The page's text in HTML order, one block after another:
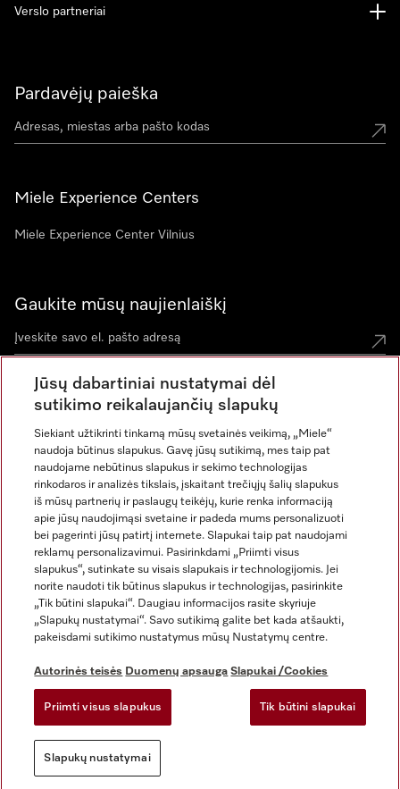
Pardavėjų paieška
Miele Experience Centers
Miele Experience Center Vilnius
Gaukite mūsų naujienlaiškį
Verslo partneriai
Rekvizitai
Bendrosios sąlygos ir nuostatos
Duomenų apsauga
Naudojimo sąlygos
Miele prieinamumo pareiškimas
Skaitmeninių paslaugų aktas
Slapukų nustatymai
Jūsų dabartiniai nustatymai dėl
sutikimo reikalaujančių slapukų
Siekiant užtikrinti tinkamą mūsų svetainės veikimą, „Miele“
naudoja būtinus slapukus. Gavę jūsų sutikimą, mes taip pat
naudojame nebūtinus slapukus ir sekimo technologijas
rinkodaros ir analizės tikslais, įskaitant trečiųjų šalių slapukus
iš mūsų partnerių ir paslaugų teikėjų, kurie renka informaciją
apie jūsų naudojimąsi svetaine ir padeda mums personalizuoti
bei pagerinti jūsų patirtį internete. Slapukai taip pat naudojami
reklamų personalizavimui. Pasirinkdami „Priimti visus
slapukus“, sutinkate su visais slapukais ir technologijomis. Jei
norite naudoti tik būtinus slapukus ir technologijas, pasirinkite
„Tik būtini slapukai“. Daugiau informacijos rasite skyriuje
„Slapukų nustatymai“. Savo sutikimą galite bet kada atšaukti,
pakeisdami sutikimo nustatymus mūsų Nustatymų centre.
Autorinės teisės Duomenų apsauga Slapukai /Cookies
Priimti visus slapukus Tik būtini slapukai
Slapukų nustatymai